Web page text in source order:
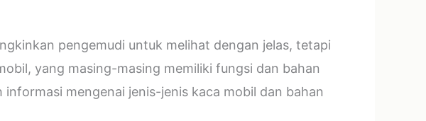
pengemudi untuk melihat dengan jelas, tetapi
yang masing-masing memiliki fungsi dan bahan
mengenai jenis-jenis kaca mobil dan bahan